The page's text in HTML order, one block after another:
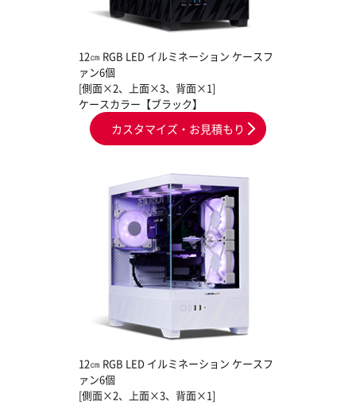
12㎝ RGB LED イルミネーション ケースフ
ァン6個
[側面×2、上面×3、背面×1]
ケースカラー【ブラック】
カスタマイズ・お見積もり
12㎝ RGB LED イルミネーション ケースフ
ァン6個
[側面×2、上面×3、背面×1]